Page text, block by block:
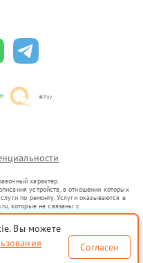
характер.
устройств, в отношении которых
по ремонту. Услуги оказываются в
которые не связаны с
представителями.
в гражданский оборот в соответствии
индивидуализации услуг или введения
о предоставляемых услугах по
Вы можете
Согласен